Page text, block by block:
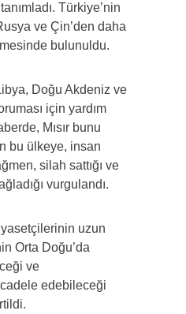
Türkiye’nin
ve Çin’den daha
bulunuldu.
Libya, Doğu Akdeniz ve
için yardım
Mısır bunu
bu ülkeye, insan
silah sattığı ve
vurgulandı.
uzun
Orta Doğu’da
ve
edebileceği